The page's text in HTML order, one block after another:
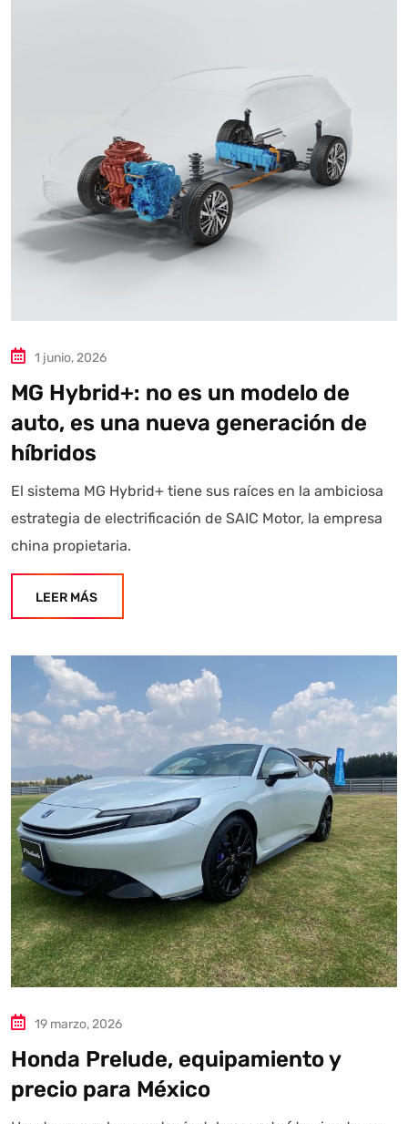
1 junio, 2026
MG Hybrid+: no es un modelo de
auto, es una nueva generación de
híbridos
El sistema MG Hybrid+ tiene sus raíces en la ambiciosa
estrategia de electrificación de SAIC Motor, la empresa
china propietaria.
LEER MÁS
19 marzo, 2026
Honda Prelude, equipamiento y
precio para México